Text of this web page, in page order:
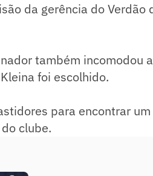
da gerência do Verdão
também incomodou
foi escolhido.
para encontrar
clube.